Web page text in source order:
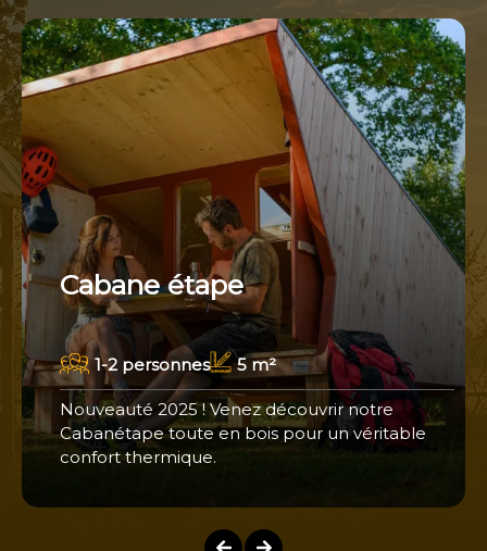
Cabane étape
1-2 personnes 5 m²
Nouveauté 2025 ! Venez découvrir notre
Cabanétape toute en bois pour un véritable
confort thermique.